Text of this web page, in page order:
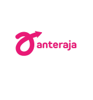
konten